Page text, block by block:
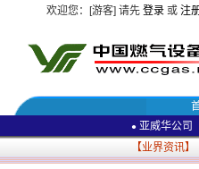
欢迎您：[游客] 请先 登录 或 注
● 亚威华公司
【业界资讯